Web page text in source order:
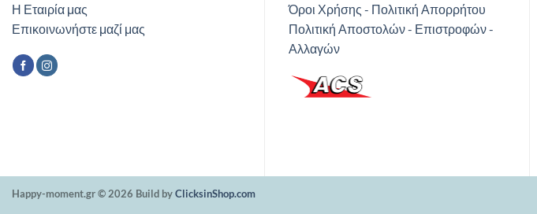
Η Εταιρία μας
Επικοινωνήστε μαζί μας
Όροι Χρήσης - Πολιτική Απορρήτου
Πολιτική Αποστολών - Επιστροφών -
Αλλαγών
Happy-moment.gr © 2026 Build byClicksinShop.com